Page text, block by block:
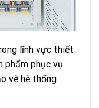
lĩnh vực thiết
phẩm phục vụ
vệ hệ thống